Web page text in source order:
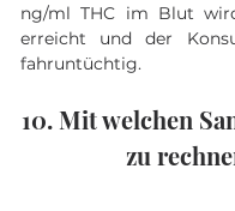
ng/ml THC im Blut
erreicht und der
fahruntüchtig.
10. Mit welchen
zu